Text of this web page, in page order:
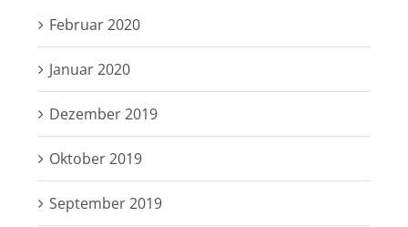
Februar 2020
Januar 2020
Dezember 2019
Oktober 2019
September 2019